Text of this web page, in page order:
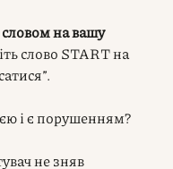
на вашу
слово START на
і є порушенням?
не зняв